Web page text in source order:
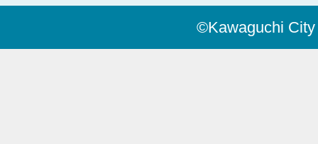
©Kawaguchi City